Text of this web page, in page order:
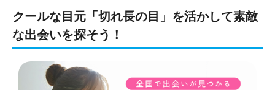
クールな目元「切れ長の目」を活かして素敵
な出会いを探そう！